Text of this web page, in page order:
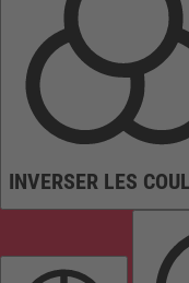
INVERSER LES